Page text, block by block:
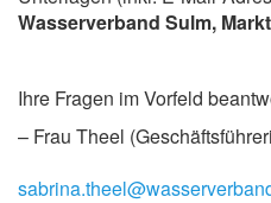
Wasserverband Sulm,
Ihre Fragen im Vorfeld
– Frau Theel
E-